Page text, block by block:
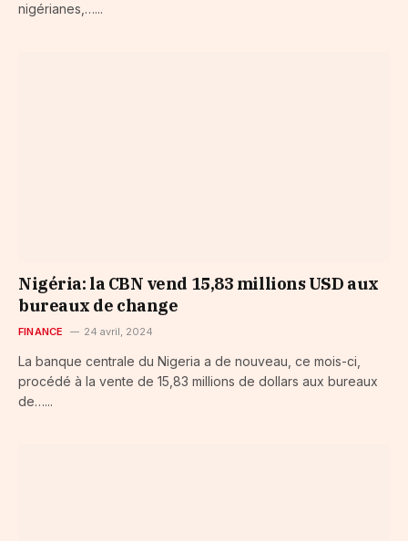
nigérianes,…...
Nigéria: la CBN vend 15,83 millions USD aux
bureaux de change
FINANCE 24 avril, 2024
La banque centrale du Nigeria a de nouveau, ce mois-ci,
procédé à la vente de 15,83 millions de dollars aux bureaux
de…...